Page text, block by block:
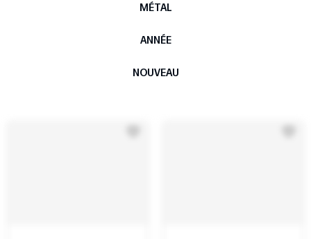
MÉTAL
ANNÉE
NOUVEAU